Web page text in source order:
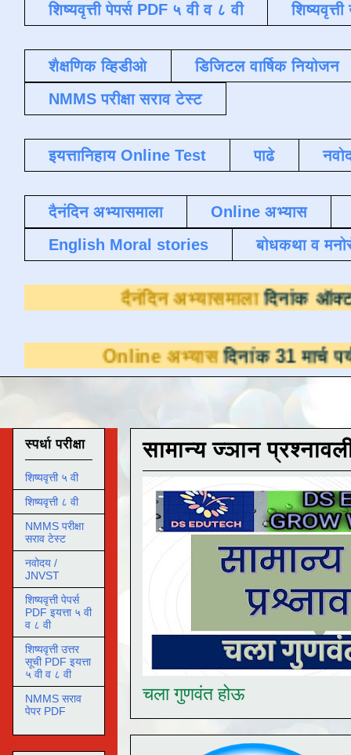
शिष्यवृत्ती पेपर्स PDF ५ वी व ८ वी
शैक्षणिक व्हिडीओ
डिजिटल वार्षिक नियोजन
NMMS परीक्षा सराव टेस्ट
इयत्तानिहाय Online Test पाढे
दैनंदिन अभ्यासमाला
Online अभ्यास
English Moral stories
बोधकथा व
दैनंदिन अभ्यासमाला
Online अभ्यासदिनांक 31 मार्च पर्यंत
सामान्य ज्ञान
चला गुणवंत होऊ
स्पर्धा परीक्षा
शिष्यवृत्ती ५ वी
शिष्यवृत्ती ८ वी
NMMS परीक्षा
सराव टेस्ट
नवोदय /
JNVST
शिष्यवृत्ती पेपर्स
PDF इयत्ता ५ वी
व ८ वी
शिष्यवृत्ती उत्तर
सूची PDF इयत्ता
५ वी व ८ वी
NMMS सराव
पेपर PDF